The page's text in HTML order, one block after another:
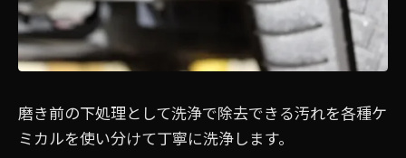
磨き前の下処理として洗浄で除去できる汚れを各種ケ
ミカルを使い分けて丁寧に洗浄します。